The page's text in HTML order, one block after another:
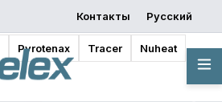
Pyrotenax Tracer Nuheat
Контакты Русский
Chemelex is a
global leader in
electric thermal